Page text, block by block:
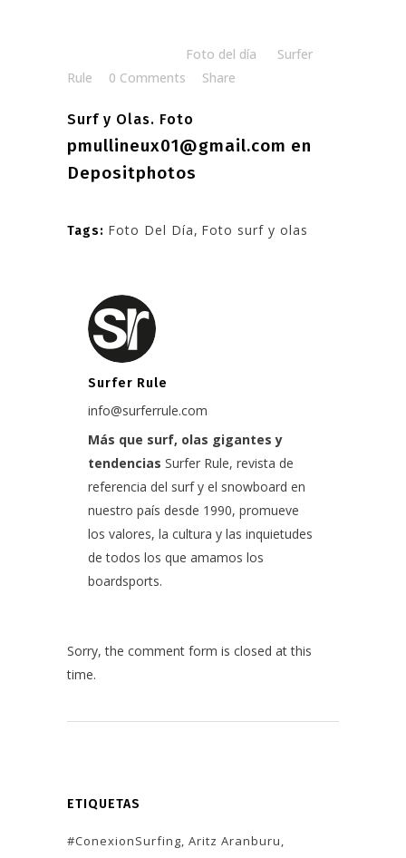
Foto del día
Surfer
Rule
0 Comments Share
Surf y Olas. Foto
pmullineux01@gmail.com en
Depositphotos
Tags: Foto Del Día, Foto surf y olas
Surfer Rule
info@surferrule.com
Más que surf, olas gigantes y
tendencias Surfer Rule, revista de
referencia del surf y el snowboard en
nuestro país desde 1990, promueve
los valores, la cultura y las inquietudes
de todos los que amamos los
boardsports.
Sorry, the comment form is closed at this
time.
ETIQUETAS
#ConexionSurfing Aritz Aranburu